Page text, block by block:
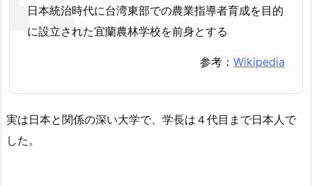
日本統治時代に台湾東部での農業指導者育成を目的
に設立された宜蘭農林学校を前身とする
参考： Wikipedia
実は日本と関係の深い大学で、学長は４代目まで日本人で
した。